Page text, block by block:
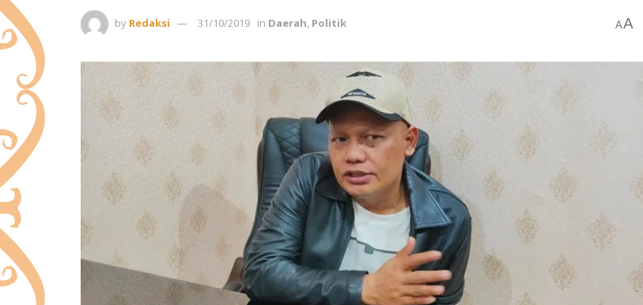
by Redaksi 31/10/2019 in Daerah, Politik AA